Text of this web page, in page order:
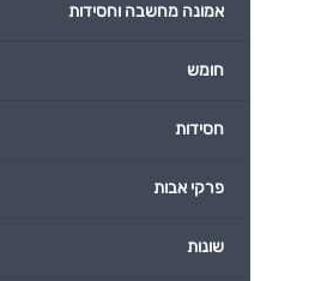
אמונה מחשבה וחסידות
חומש
חסידות
פרקי אבות
שונות